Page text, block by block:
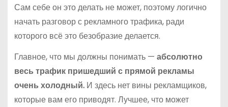
Сам себе он это делать не может, поэтому логично
начать разговор с рекламного трафика, ради
которого всё это безобразие делается.
Главное, что мы должны понимать — абсолютно
весь трафик пришедший с прямой рекламы
очень холодный.И здесь нет вины рекламщиков,
которые вам его приводят. Лучшее, что может